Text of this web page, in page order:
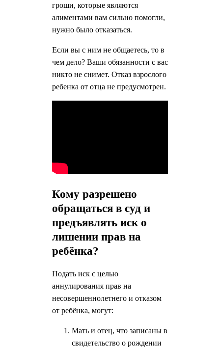
гроши, которые являются
алиментами вам сильно помогли,
нужно было отказаться.
Если вы с ним не общаетесь, то в
чем дело? Ваши обязанности с вас
никто не снимет. Отказ взрослого
ребенка от отца не предусмотрен.
Кому разрешено
обращаться в суд и
предъявлять иск о
лишении прав на
ребёнка?
Подать иск с целью
аннулирования прав на
несовершеннолетнего и отказом
от ребёнка, могут:
Мать и отец, что записаны в
свидетельство о рождении